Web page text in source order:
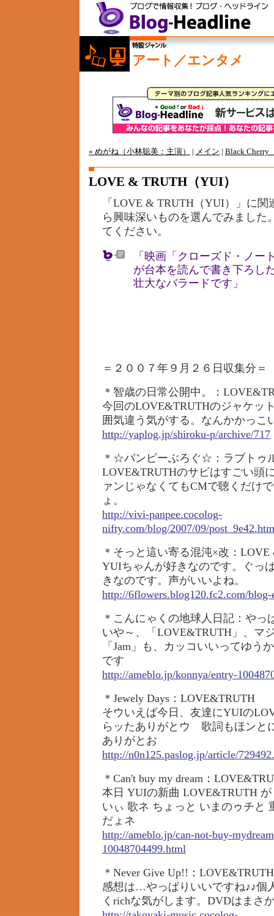
アート／エンタメ
« めがね（小林聡美：主演） メイン Black Cherry
LOVE & TRUTH（YUI）
「LOVE & TRUTH（YUI）」に
ら興味深いものを選んでみました
てください。
「映画「クローズド・ノー
が台本を読んで書き下ろし
壮大なバラードです」
＝２００７年９月２６日収集分＝
＊智歳の日常公開中。：
今回のLOVE&TRUTHのジャケッ
囲気違う気がする。なんかかっこ
http://yaplog.jp/shiroku-p/archive/717
＊☆パンピーぶろぐ☆：ラブトゥ
LOVE&TRUTHのサビはすごい頭
ァンじゃなくてもCMで聴くだけ
ょ。
http://vivi-panpee.cocolog-
nifty.com/blog/2007/09/
＊そっと這い寄る混沌×改：LOVE
YUIちゃんが好きなのです。ぐっ
きなのです。声がいいよね。
http://6flowers.blog120.fc2.com/
＊こんにゃくの地球人日記：や
いや～、「LOVE&TRUTH」、マ
「Jam」も、カッコいいってゆう
です
http://ameblo.jp/konnya/entry-
＊Jewely Days：LOVE&TRUTH
そウいえば今日、友達にYUIの
らッたありがとウ 歌詞もほンと
ありがとお
http://n0n125.paslog.jp/article/
＊Can't buy my dream：
本日 YUIの新曲 LOVE&TRUTH
いぃ 歌ネ ちょっと いまのゥチと
だょネ
http://ameblo.jp/can-not-buy-
10048704499.html
＊Never Give Up!!：LOVE&TRUTH
感想は…やっぱりいいですね♪♪個
くrichな気がします。DVDはまさ